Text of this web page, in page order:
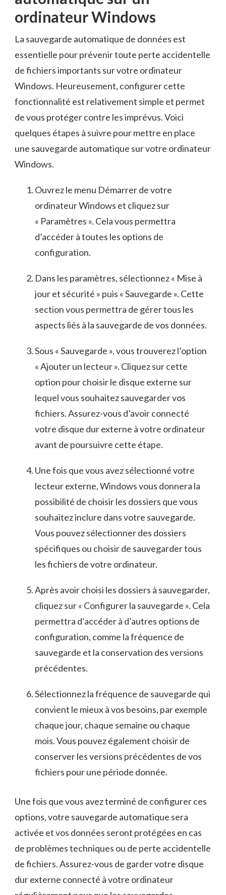
ordinateur⁢ Windows
La sauvegarde‍ automatique de données est
essentielle pour prévenir toute perte‌ accidentelle‌
de ‌fichiers importants sur votre ordinateur ​
Windows.‌ Heureusement, configurer cette
‌fonctionnalité⁢ est ⁤relativement⁤ simple et permet
de ⁣vous protéger contre les ‌imprévus. Voici
quelques étapes à⁤ suivre pour mettre en place
une sauvegarde automatique sur votre ⁢ordinateur
Windows.
Ouvrez le ⁤menu Démarrer⁣ de votre
ordinateur Windows ⁤et ⁢cliquez sur
« Paramètres ». Cela vous permettra
d’accéder à toutes les options de
configuration.
Dans les ⁤paramètres, sélectionnez « Mise à
jour et ⁤sécurité » puis « Sauvegarde ». Cette
section vous permettra de gérer⁤ tous les
aspects⁤ liés⁤ à la sauvegarde de vos données.
Sous « Sauvegarde », vous ​trouverez l’option⁣
« Ajouter un lecteur ».⁢ Cliquez sur cette
‌option⁣ pour ⁤choisir le⁣ disque externe sur
lequel vous souhaitez sauvegarder vos
fichiers.‍ Assurez-vous⁣ d’avoir⁤ connecté
votre​ disque dur⁢ externe⁤ à votre ordinateur
avant de poursuivre​ cette ⁢étape.
Une fois que ‌vous avez sélectionné⁢ votre
lecteur externe, Windows vous donnera la‍
possibilité ​de choisir les dossiers que vous‌
souhaitez‍ inclure dans votre sauvegarde.
Vous pouvez sélectionner des ‍dossiers
spécifiques​ ou ​choisir ⁢de⁤ sauvegarder tous
⁢les ⁢fichiers de votre ordinateur.
Après avoir choisi les dossiers à sauvegarder,
cliquez⁢ sur‌ « Configurer⁤ la sauvegarde ». Cela‌
permettra ⁤d’accéder à⁢ d’autres options de
configuration, comme la fréquence de⁤
sauvegarde et‍ la conservation des ​versions
précédentes.
Sélectionnez la fréquence de ‌sauvegarde⁣ qui‌
convient ⁣le mieux à vos besoins, ‌par‌ exemple
chaque jour, chaque semaine‌ ou chaque
mois.​ Vous pouvez‌ également‌ choisir ⁣de​
conserver​ les versions précédentes de vos
fichiers pour⁢ une période ​donnée.
Une fois que vous avez ⁢terminé ⁣de configurer ces
‌options, votre ‌sauvegarde ‍automatique ​sera
activée et vos ⁤données seront protégées en cas
de problèmes techniques ou de⁣ perte accidentelle
de‌ fichiers. Assurez-vous de ⁤garder ‌votre disque
dur externe‍ connecté⁤ à votre ordinateur